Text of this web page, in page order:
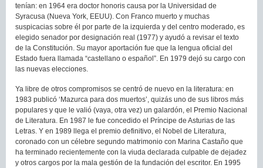
tenían: en 1964 era doctor honoris causa por la Universidad de
Syracusa (Nueva York, EEUU). Con Franco muerto y muchas
suspicacias sobre él por parte de la izquierda y del centro moderado, es
elegido senador por designación real (1977) y ayudó a revisar el texto
de la Constitución. Su mayor aportación fue que la lengua oficial del
Estado fuera llamada “castellano o español”. En 1979 dejó su cargo con
las nuevas elecciones.
Ya libre de otros compromisos se centró de nuevo en la literatura: en
1983 publicó ‘Mazurca para dos muertos’, quizás uno de sus libros más
populares y que le valió (vaya, otra vez) un galardón, el Premio Nacional
de Literatura. En 1987 le fue concedido el Príncipe de Asturias de las
Letras. Y en 1989 llega el premio definitivo, el Nobel de Literatura,
coronado con un célebre segundo matrimonio con Marina Castaño que
ha terminado recientemente con la viuda declarada culpable de dejadez
y otros cargos por la mala gestión de la fundación del escritor. En 1995